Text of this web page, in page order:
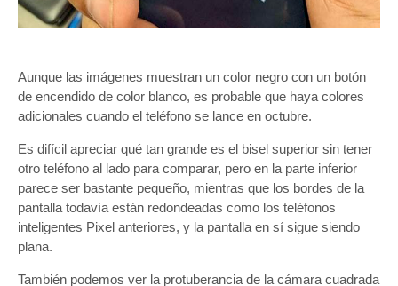
Aunque las imágenes muestran un color negro con un botón
de encendido de color blanco, es probable que haya colores
adicionales cuando el teléfono se lance en octubre.
Es difícil apreciar qué tan grande es el bisel superior sin tener
otro teléfono al lado para comparar, pero en la parte inferior
parece ser bastante pequeño, mientras que los bordes de la
pantalla todavía están redondeadas como los teléfonos
inteligentes Pixel anteriores, y la pantalla en sí sigue siendo
plana.
También podemos ver la protuberancia de la cámara cuadrada